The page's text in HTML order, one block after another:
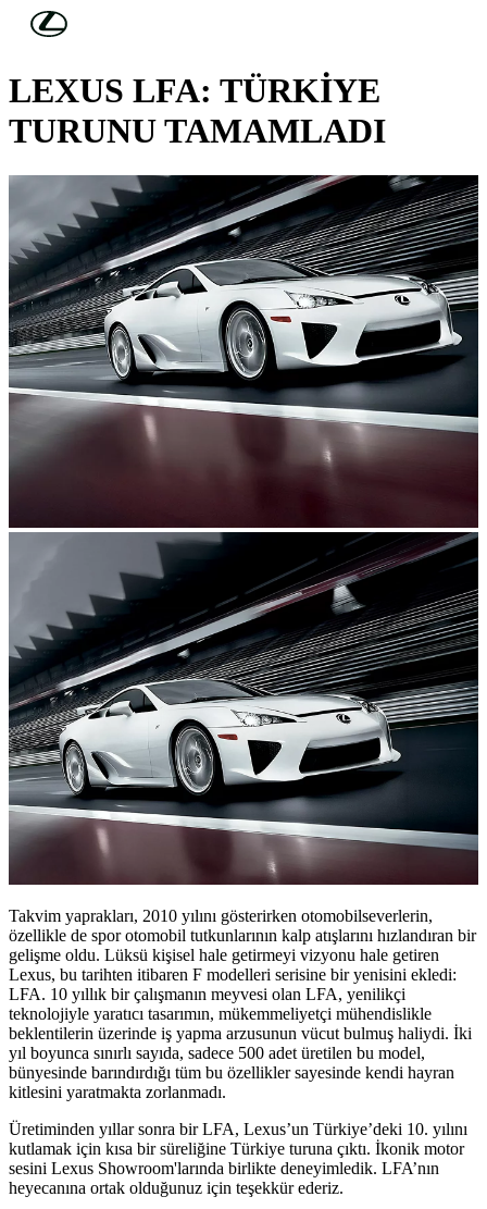
Skip to Main Content
KONSEPT ARAÇLAR
LEXUS LFA: TÜRKİYE
TURUNU TAMAMLADI
Takvim yaprakları, 2010 yılını gösterirken otomobilseverlerin,
özellikle de spor otomobil tutkunlarının kalp atışlarını hızlandıran bir
gelişme oldu. Lüksü kişisel hale getirmeyi vizyonu hale getiren
Lexus, bu tarihten itibaren F modelleri serisine bir yenisini ekledi:
LFA. 10 yıllık bir çalışmanın meyvesi olan LFA, yenilikçi
teknolojiyle yaratıcı tasarımın, mükemmeliyetçi mühendislikle
beklentilerin üzerinde iş yapma arzusunun vücut bulmuş haliydi. İki
yıl boyunca sınırlı sayıda, sadece 500 adet üretilen bu model,
bünyesinde barındırdığı tüm bu özellikler sayesinde kendi hayran
kitlesini yaratmakta zorlanmadı.
Üretiminden yıllar sonra bir LFA, Lexus’un Türkiye’deki 10. yılını
kutlamak için kısa bir süreliğine Türkiye turuna çıktı. İkonik motor
sesini Lexus Showroom'larında birlikte deneyimledik. LFA’nın
heyecanına ortak olduğunuz için teşekkür ederiz.